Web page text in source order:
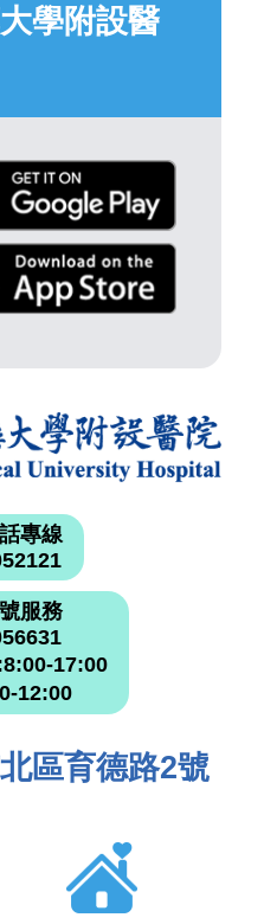
學附設醫
專線
服務
17:00
12:00
區育德路2號